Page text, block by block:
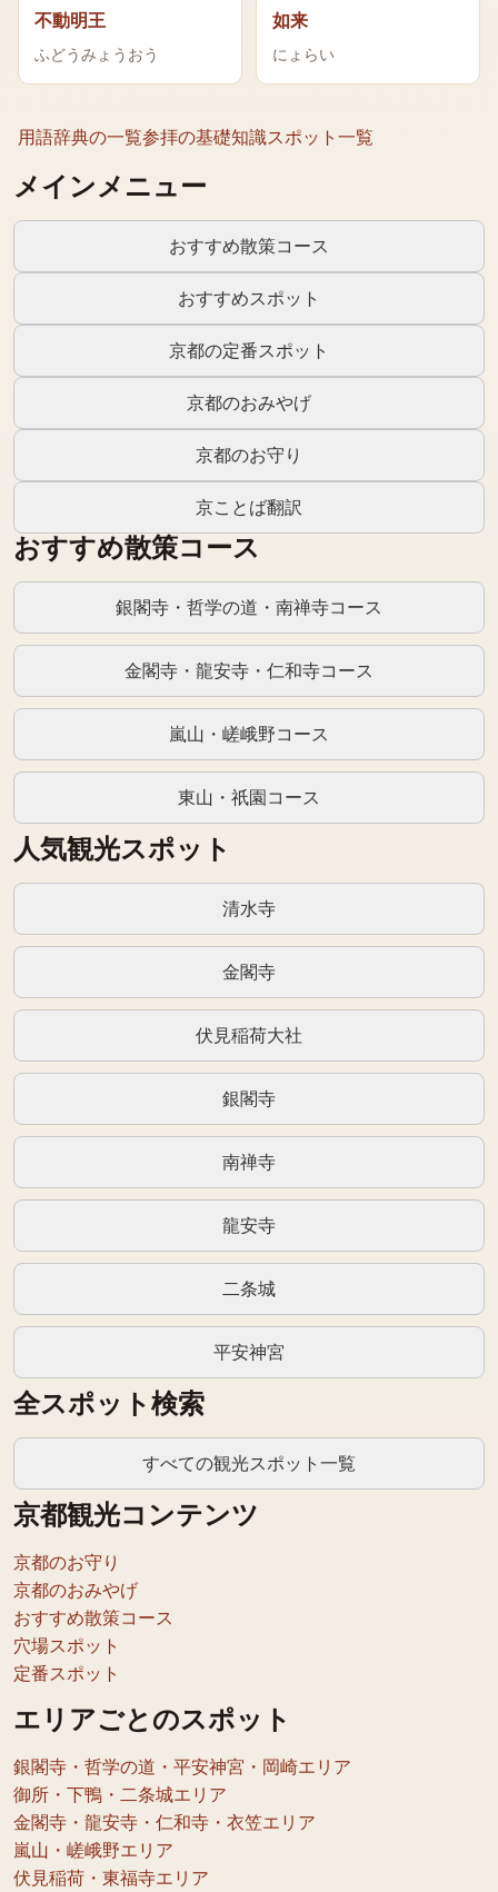
メインメニュー
おすすめ散策コース
おすすめスポット
京都の定番スポット
京都のおみやげ
京都のお守り
京ことば翻訳
おすすめ散策コース
銀閣寺・哲学の道・南禅寺コース
金閣寺・龍安寺・仁和寺コース
嵐山・嵯峨野コース
東山・祇園コース
人気観光スポット
清水寺
金閣寺
伏見稲荷大社
銀閣寺
南禅寺
龍安寺
二条城
平安神宮
全スポット検索
すべての観光スポット一覧
不動明王
ふどうみょうおう
如来
にょらい
用語辞典の一覧参拝の基礎知識スポット一覧
京都観光コンテンツ
京都のお守り
京都のおみやげ
おすすめ散策コース
穴場スポット
定番スポット
エリアごとのスポット
銀閣寺・哲学の道・平安神宮・岡崎エリア
御所・下鴨・二条城エリア
金閣寺・龍安寺・仁和寺・衣笠エリア
嵐山・嵯峨野エリア
伏見稲荷・東福寺エリア